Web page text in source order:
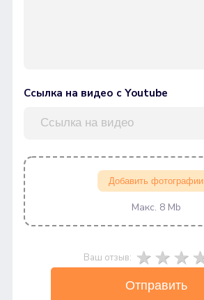
Ссылка на видео с Youtube
Добавить фотографии
Макс. 8 Mb
Ваш отзыв:
Отправить